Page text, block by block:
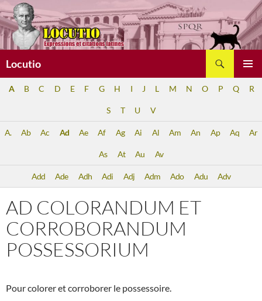
Aller
au
contenu
Locutio
A B C D E F G H I J L M N O P Q R
S T U V
A. Ab Ac Ad Ae Af Ag Ai Al Am An Ap Aq Ar
As At Au Av
Add Ade Adh Adi Adj Adm Ado Adu Adv
AD COLORANDUM ET
CORROBORANDUM
POSSESSORIUM
Pour colorer et corroborer le possessoire.